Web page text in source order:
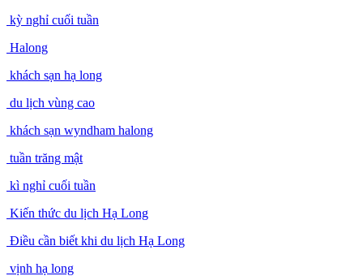
kỳ nghỉ cuối tuần
Halong
khách sạn hạ long
du lịch vùng cao
khách sạn wyndham halong
tuần trăng mật
kì nghỉ cuối tuần
Kiến thức du lịch Hạ Long
Điều cần biết khi du lịch Hạ Long
vịnh hạ long